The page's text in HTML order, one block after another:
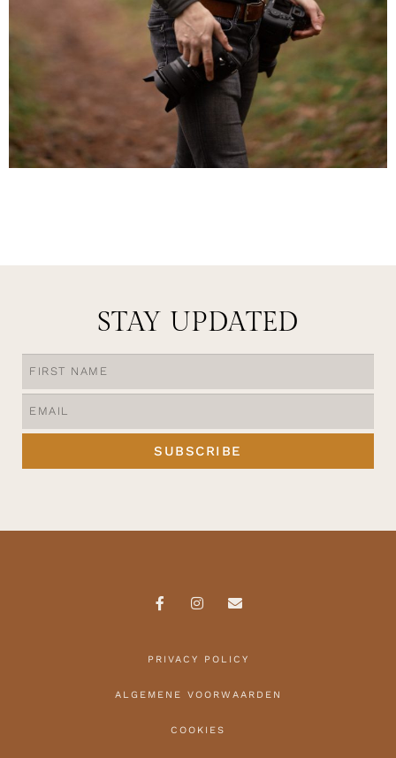
STAY UPDATED
SUBSCRIBE
PRIVACY POLICY
ALGEMENE VOORWAARDEN
COOKIES